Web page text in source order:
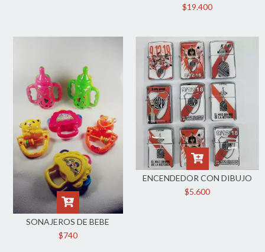
$19.400
SONAJEROS DE BEBE
$740
ENCENDEDOR CON DIBUJO
$5.600